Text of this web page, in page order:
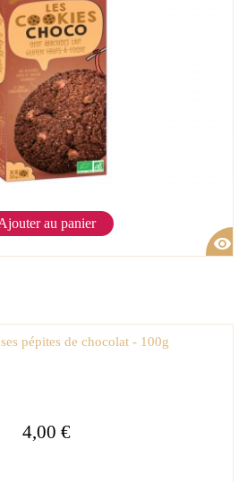
au panier
visibility
pépites de chocolat - 100g
4,00 €